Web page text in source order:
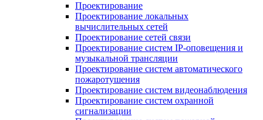
Проектирование
Проектирование локальных
вычислительных сетей
Проектирование сетей связи
Проектирование систем IP-оповещения и
музыкальной трансляции
Проектирование систем автоматического
пожаротушения
Проектирование систем видеонаблюдения
Проектирование систем охранной
сигнализации